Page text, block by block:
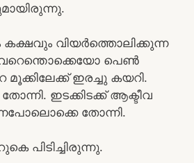
കക്ഷവും വിയർത്തൊലിക്കുന്ന
പെൺ
ഇരച്ചു കയറി.
ഇടക്കിടക്ക് ആക്ടീവ
തോന്നി.
പിടിച്ചിരുന്നു.